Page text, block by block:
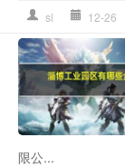
sl 12-26
限公...